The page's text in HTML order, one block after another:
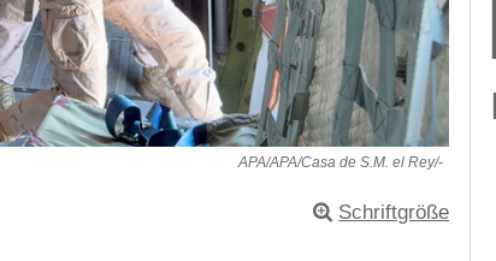
APA/APA/Casa de S.M. el Rey/-
Schriftgröße